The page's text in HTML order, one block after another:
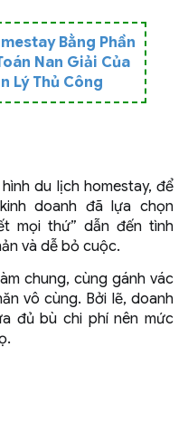
Bằng Phần
Nan Giải Của
Lý Thủ Công
du lịch homestay, để
doanh đã lựa chọn
mọi thứ” dẫn đến tình
và dễ bỏ cuộc.
chung, cùng gánh vác
vô cùng. Bởi lẽ, doanh
đủ bù chi phí nên mức